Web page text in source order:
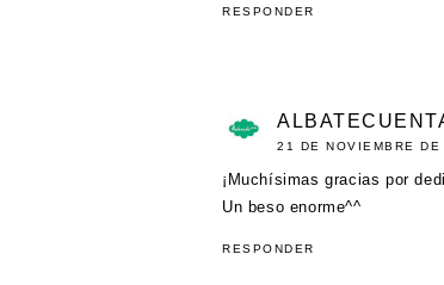
RESPONDER
21 DE NOVIEMBRE
¡Muchísimas gracias por
Un beso enorme^^
RESPONDER